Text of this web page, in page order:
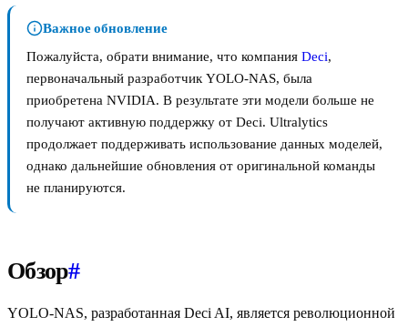
Важное обновление
Пожалуйста, обрати внимание, что компания Deci,
первоначальный разработчик YOLO-NAS, была
приобретена NVIDIA. В результате эти модели больше не
получают активную поддержку от Deci. Ultralytics
продолжает поддерживать использование данных моделей,
однако дальнейшие обновления от оригинальной команды
не планируются.
Обзор#
YOLO-NAS, разработанная Deci AI, является революционной